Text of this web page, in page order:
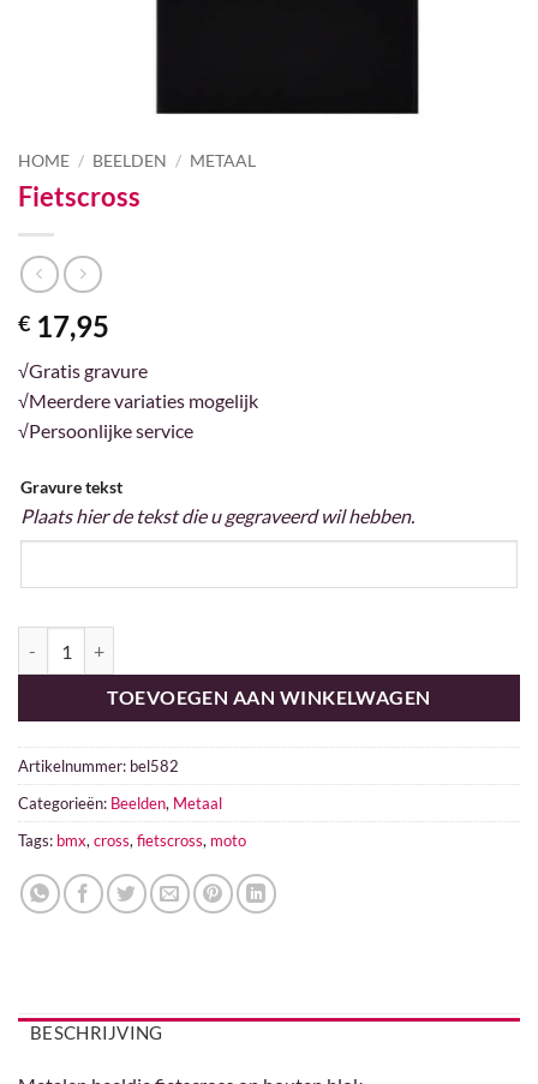
HOME / BEELDEN / METAAL
Fietscross
€ 17,95
√Gratis gravure
√Meerdere variaties mogelijk
√Persoonlijke service
Gravure tekst
Plaats hier de tekst die u gegraveerd wil hebben.
TOEVOEGEN AAN WINKELWAGEN
Artikelnummer: bel582
Categorieën: Beelden, Metaal
Tags: bmx,cross,fietscross, moto
BESCHRIJVING